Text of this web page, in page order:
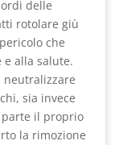
delle
rotolare giù
che
e alla salute.
neutralizzare
sia invece
parte il proprio
la rimozione